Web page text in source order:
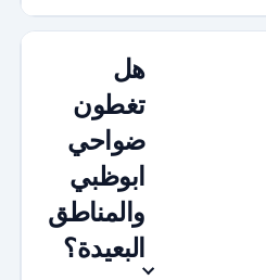
هل
تغطون
ضواحي
ابوظبي
والمناطق
البعيدة؟